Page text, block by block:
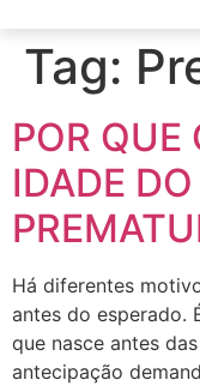
Tag:
POR QUE
IDADE
Há diferentes
antes do esperado.
que nasce antes
antecipação